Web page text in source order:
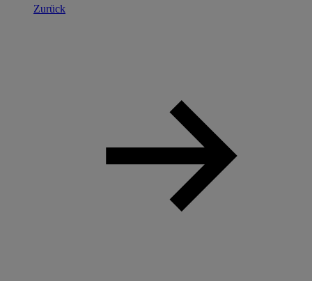
Zurück